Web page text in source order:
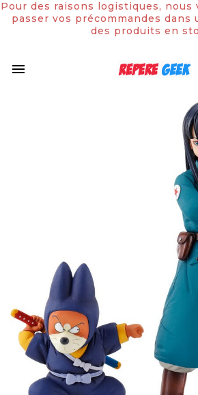

Pour des raisons logistiques, nous
passer vos précommandes
des produits en